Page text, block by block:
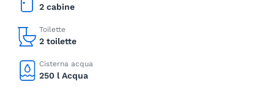
2 cabine
Toilette
2 toilette
Cisterna acqua
250 l Acqua